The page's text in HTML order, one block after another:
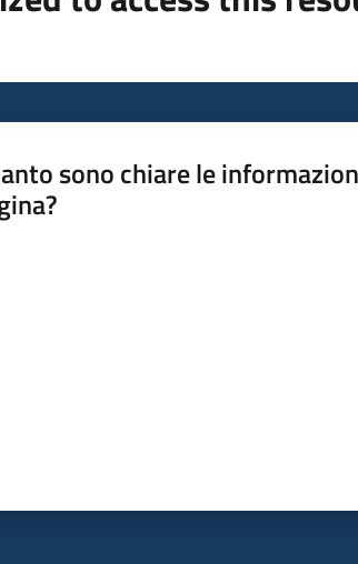
sono chiare le